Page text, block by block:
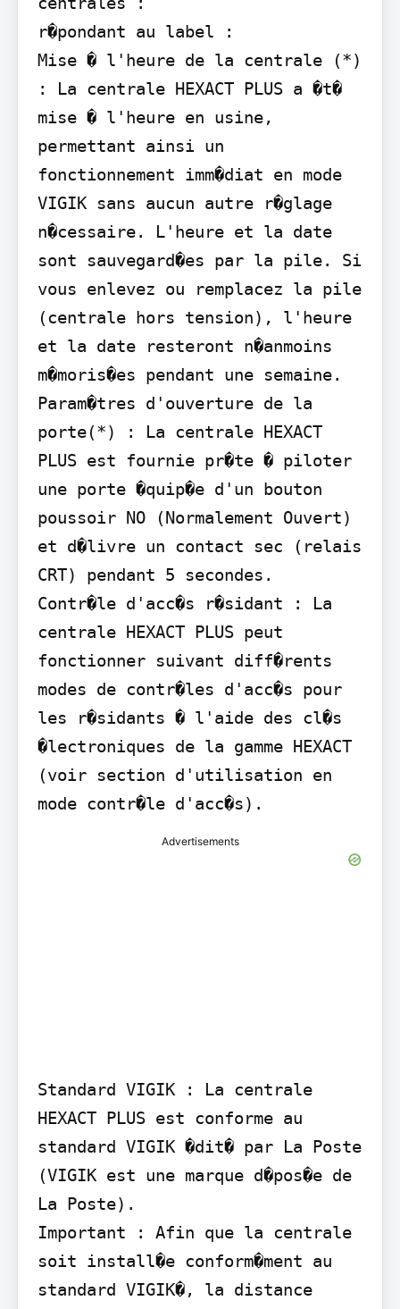
r�pondant au label :
Mise � l'heure de la centrale (*)
: La centrale HEXACT PLUS a �t�
mise � l'heure en usine,
permettant ainsi un
fonctionnement imm�diat en mode
VIGIK sans aucun autre r�glage
n�cessaire. L'heure et la date
sont sauvegard�es par la pile. Si
vous enlevez ou remplacez la pile
(centrale hors tension), l'heure
et la date resteront n�anmoins
m�moris�es pendant une semaine.
Param�tres d'ouverture de la
porte(*) : La centrale HEXACT
PLUS est fournie pr�te � piloter
une porte �quip�e d'un bouton
poussoir NO (Normalement Ouvert)
et d�livre un contact sec (relais
CRT) pendant 5 secondes.
Contr�le d'acc�s r�sidant : La
centrale HEXACT PLUS peut
fonctionner suivant diff�rents
modes de contr�les d'acc�s pour
les r�sidants � l'aide des cl�s
�lectroniques de la gamme HEXACT
(voir section d'utilisation en
mode contr�le d'acc�s).
Advertisements
Standard VIGIK : La centrale
HEXACT PLUS est conforme au
standard VIGIK �dit� par La Poste
(VIGIK est une marque d�pos�e de
La Poste).
Important : Afin que la centrale
soit install�e conform�ment au
standard VIGIK�, la distance